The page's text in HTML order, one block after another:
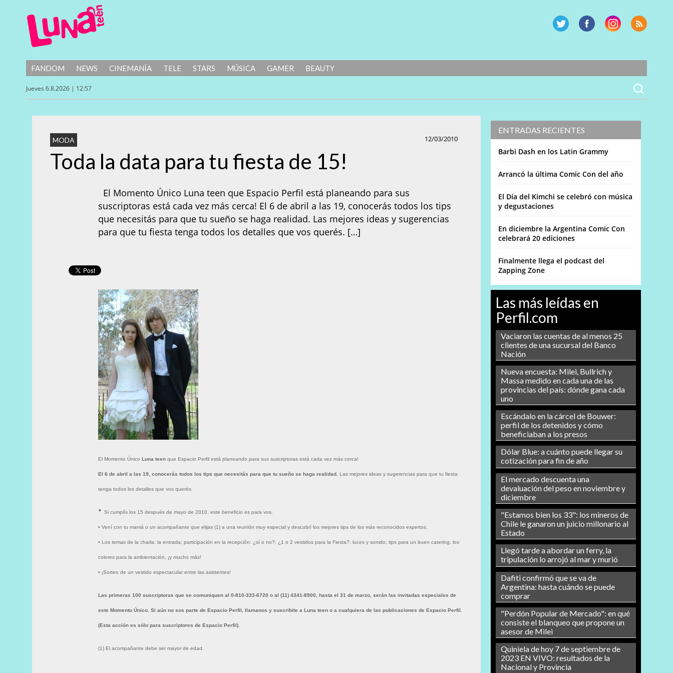
FANDOM NEWS CINEMANÍA TELE STARS MÚSICA GAMER BEAUTY
Jueves 6.8.2026 | 12:57
ENTRADAS RECIENTES
Barbi Dash en los Latin Grammy
Arrancó la última Comic Con del año
El Día del Kimchi se celebró con música
y degustaciones
En diciembre la Argentina Comic Con
celebrará 20 ediciones
Finalmente llega el podcast del
Zapping Zone
Las más leídas en
Perfil.com
Vaciaron las cuentas de al menos 25
clientes de una sucursal del Banco
Nación
Nueva encuesta: Milei, Bullrich y
Massa medido en cada una de las
provincias del país: dónde gana cada
uno
Escándalo en la cárcel de Bouwer:
perfil de los detenidos y cómo
beneficiaban a los presos
Dólar Blue: a cuánto puede llegar su
cotización para fin de año
El mercado descuenta una
devaluación del peso en noviembre y
diciembre
"Estamos bien los 33": los mineros de
Chile le ganaron un juicio millonario al
Estado
Llegó tarde a abordar un ferry, la
tripulación lo arrojó al mar y murió
Dafiti confirmó que se va de
Argentina: hasta cuándo se puede
comprar
"Perdón Popular de Mercado": en qué
consiste el blanqueo que propone un
asesor de Milei
Quiniela de hoy 7 de septiembre de
2023 EN VIVO: resultados de la
Nacional y Provincia
12/03/2010
MODA
Toda la data para tu fiesta de 15!
El Momento Único Luna teen que Espacio Perfil está planeando para sus
suscriptoras está cada vez más cerca! El 6 de abril a las 19, conocerás todos los tips
que necesitás para que tu sueño se haga realidad. Las mejores ideas y sugerencias
para que tu fiesta tenga todos los detalles que vos querés. […]
El Momento ÚnicoLuna teen que Espacio Perfil está planeando para sus suscriptoras está cada vez más cerca!
El 6 de abril a las 19, conocerás todos los tips que necesitás para que tu sueño se haga realidad. Las mejores ideas y sugerencias para que tu fiesta
tenga todos los detalles que vos querés.
•Si cumplís los 15 después de mayo de 2010, este beneficio es para vos.
• Vení con tu mamá o un acompañante que elijas (1) a una reunión muy especial y descubrí los mejores tips de los más reconocidos expertos.
• Los temas de la charla: la entrada; participación en la recepción: ¿sí o no?; ¿1 o 2 vestidos para la Fiesta?; luces y sonido; tips para un buen catering; los
colores para la ambientación, ¡y mucho más!
• ¡Sorteo de un vestido espectacular entre las asistentes!
Las primeras 100 suscriptoras que se comuniquen al 0-810-333-6720 o al (11) 4341-8900, hasta el 31 de marzo, serán las invitadas especiales de
este Momento Único.Si aún no sos parte de Espacio Perfil, llamanos y suscribite a Luna teen o a cualquiera de las publicaciones de Espacio Perfil.
(Esta acción es sólo para suscriptores de Espacio Perfil).
(1) El acompañante debe ser mayor de edad.